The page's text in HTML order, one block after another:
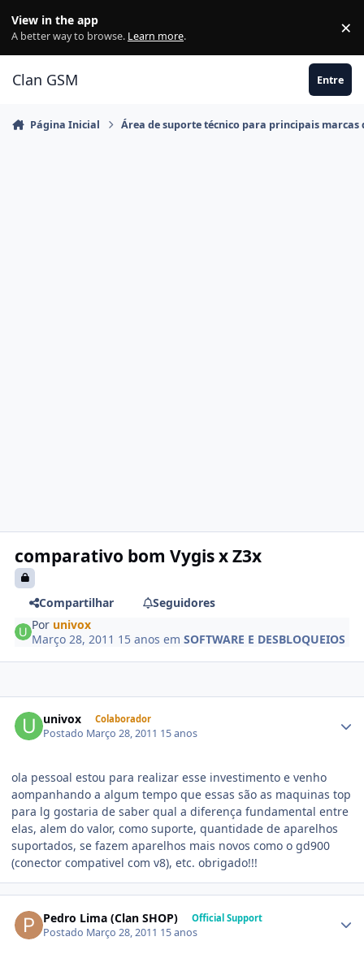
View in the app
A better way to browse. Learn more. ×
Clan GSM Entre
Página Inicial Área de suporte técnico para principais marcas
comparativo bom Vygis x Z3x
Compartilhar
Seguidores
Por univox
Março 28, 2011 15 anos emSOFTWARE E DESBLOQUEIOS
univox Colaborador
Postado Março 28, 2011 15 anos
ola pessoal estou para realizar esse investimento e venho
aompanhando a algum tempo que essas são as maquinas top
para lg gostaria de saber qual a diferença fundamental entre
elas, alem do valor, como suporte, quantidade de aparelhos
suportados, se fazem aparelhos mais novos como o gd900
(conector compativel com v8), etc. obrigado!!!
Pedro Lima (Clan SHOP) Official Support
Postado Março 28, 2011 15 anos